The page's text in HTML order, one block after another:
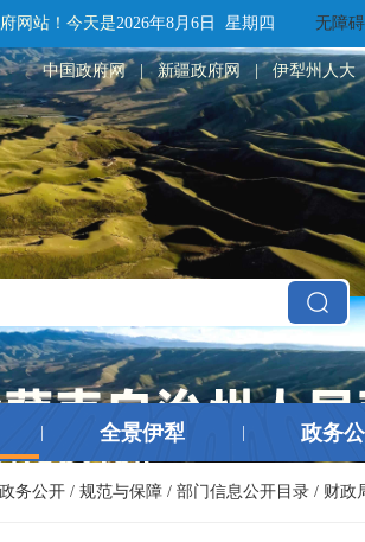
网站！ 今天是2026年8月6日 星期四 无障碍
中国政府网 | 新疆政府网 | 伊犁州人大
全景伊犁 政务
政务公开 / 规范与保障 / 部门信息公开目录 / 财政